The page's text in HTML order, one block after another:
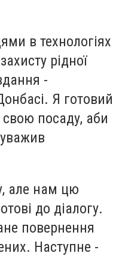
в технологіях
рідної
-
Я готовий
свою посаду, аби
але нам цю
до діалогу.
повернення
Наступне -